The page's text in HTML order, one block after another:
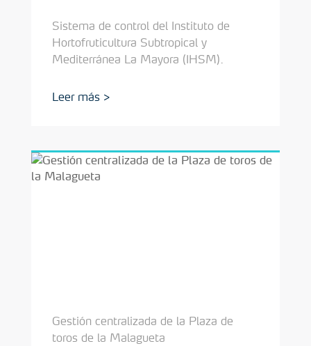
Sistema de control del Instituto de
Hortofruticultura Subtropical y
Mediterránea La Mayora (IHSM).
Gestión centralizada de la Plaza de
toros de la Malagueta